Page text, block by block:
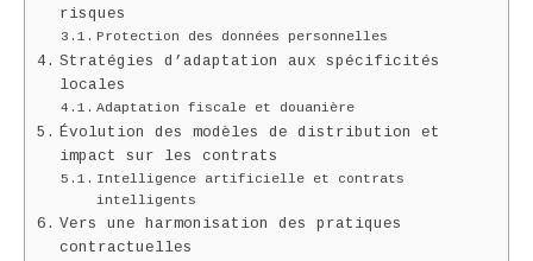
risques
Protection des données personnelles
Stratégies d’adaptation aux spécificités
locales
Adaptation fiscale et douanière
Évolution des modèles de distribution et
impact sur les contrats
Intelligence artificielle et contrats
intelligents
Vers une harmonisation des pratiques
contractuelles